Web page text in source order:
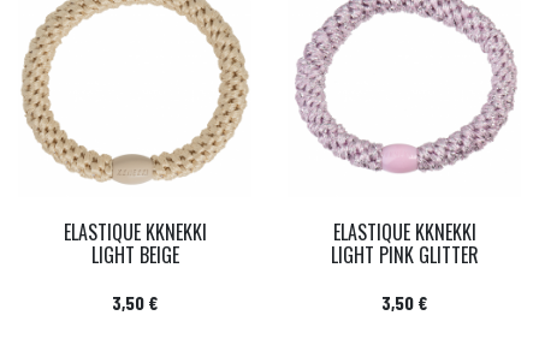
ELASTIQUE KKNEKKI
LIGHT BEIGE
Prix
3,50 €
ELASTIQUE KKNEKKI
LIGHT PINK GLITTER
Prix
3,50 €